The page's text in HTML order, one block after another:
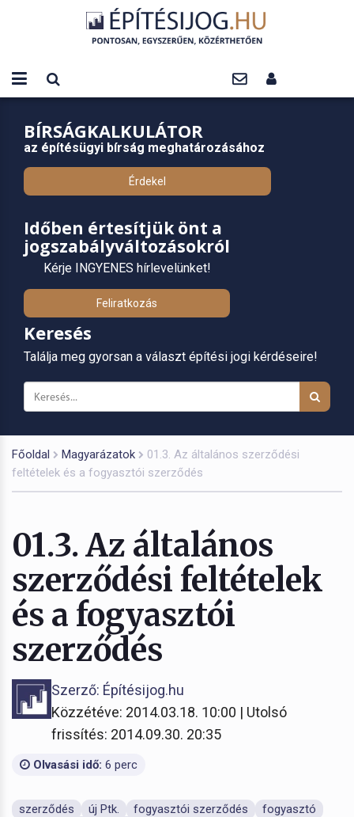
BÍRSÁGKALKULÁTOR
az építésügyi bírság meghatározásához
Érdekel
Időben értesítjük önt a
jogszabályváltozásokról
Kérje INGYENES hírlevelünket!
Feliratkozás
Keresés
Találja meg gyorsan a választ építési jogi kérdéseire!
Főoldal Magyarázatok
01.3. Az általános szerződési
feltételek és a fogyasztói szerződés
01.3. Az általános
szerződési feltételek
és a fogyasztói
szerződés
Szerző: Építésijog.hu
Közzétéve: 2014.03.18. 10:00 | Utolsó
frissítés: 2014.09.30. 20:35
Olvasási idő: 6 perc
szerződés új Ptk. fogyasztói szerződés
fogyasztó